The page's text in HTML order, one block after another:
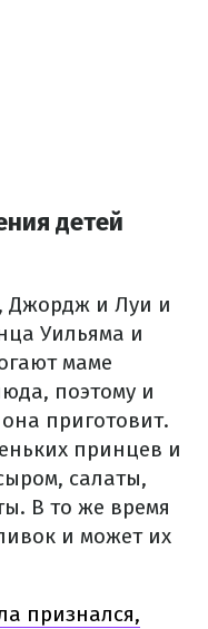
детей
Джордж и Луи и
Уильяма и
маме
поэтому и
приготовит.
принцев и
салаты,
В то же время
и может их
признался,